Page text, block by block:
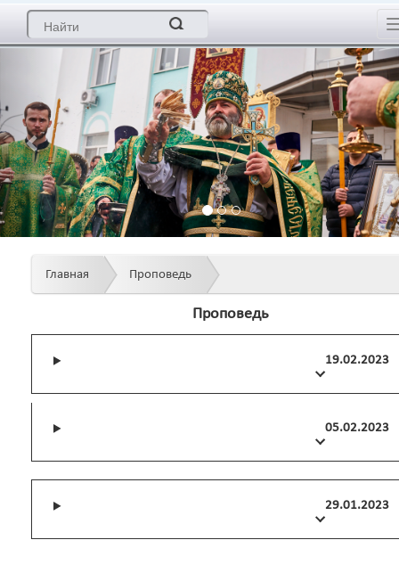
Главная Проповедь
Проповедь
19.02.2023
05.02.2023
29.01.2023